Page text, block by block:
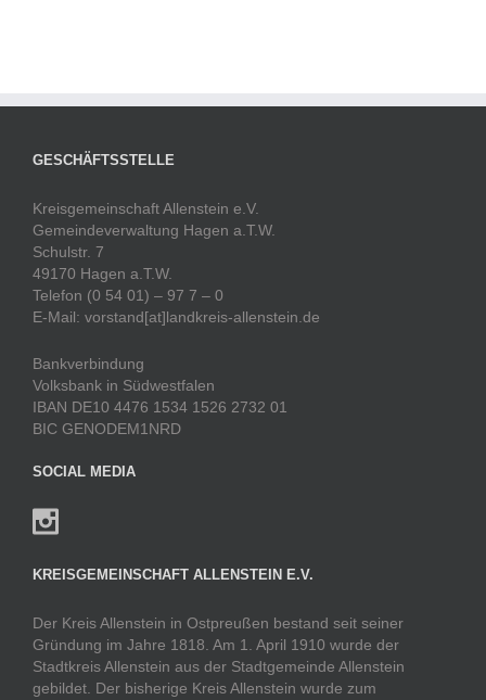
GESCHÄFTSSTELLE
Kreisgemeinschaft Allenstein e.V.
Gemeindeverwaltung Hagen a.T.W.
Schulstr. 7
49170 Hagen a.T.W.
Telefon (0 54 01) – 97 7 – 0
E-Mail: vorstand[at]landkreis-allenstein.de
Bankverbindung
Volksbank in Südwestfalen
IBAN DE10 4476 1534 1526 2732 01
BIC GENODEM1NRD
SOCIAL MEDIA
KREISGEMEINSCHAFT ALLENSTEIN E.V.
Der Kreis Allenstein in Ostpreußen bestand seit seiner
Gründung im Jahre 1818. Am 1. April 1910 wurde der
Stadtkreis Allenstein aus der Stadtgemeinde Allenstein
gebildet. Der bisherige Kreis Allenstein wurde zum